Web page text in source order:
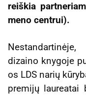
reiškia
meno centrui).
dizaino knygoje
os LDS narių
premijų laureatai